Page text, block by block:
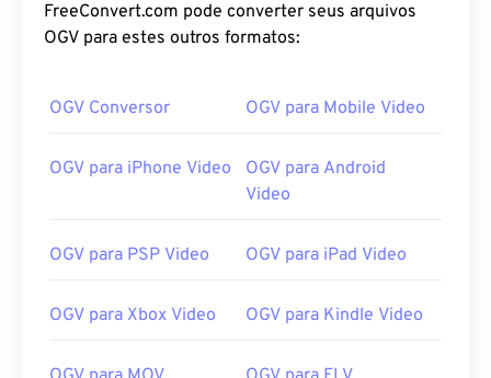
FreeConvert.com pode converter seus arquivos
OGV para estes outros formatos:
OGV Conversor OGV para Mobile Video
OGV para iPhone Video
OGV para Android
Video
OGV para PSP Video OGV para iPad Video
OGV para Xbox Video OGV para Kindle Video